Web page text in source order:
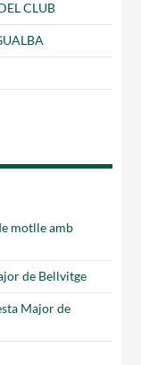
CLUB
motlle amb
de Bellvitge
Major de